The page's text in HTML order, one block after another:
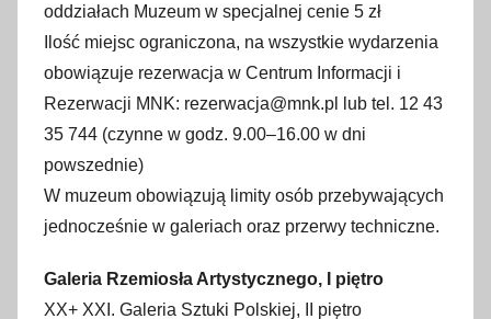
oddziałach Muzeum w specjalnej cenie 5 zł
Ilość miejsc ograniczona, na wszystkie wydarzenia
obowiązuje rezerwacja w Centrum Informacji i
Rezerwacji MNK: rezerwacja@mnk.pl lub tel. 12 43
35 744 (czynne w godz. 9.00–16.00 w dni
powszednie)
W muzeum obowiązują limity osób przebywających
jednocześnie w galeriach oraz przerwy techniczne.
Galeria Rzemiosła Artystycznego, I piętro
XX+ XXI. Galeria Sztuki Polskiej, II piętro